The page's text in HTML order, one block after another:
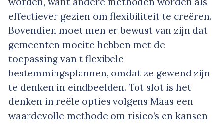
effectiever gezien om flexibiliteit te creëren.
Bovendien moet men er bewust van zijn dat
gemeenten moeite hebben met de
toepassing van t flexibele
bestemmingsplannen, omdat ze gewend zijn
te denken in eindbeelden. Tot slot is het
denken in reële opties volgens Maas een
waardevolle methode om risico’s en kansen